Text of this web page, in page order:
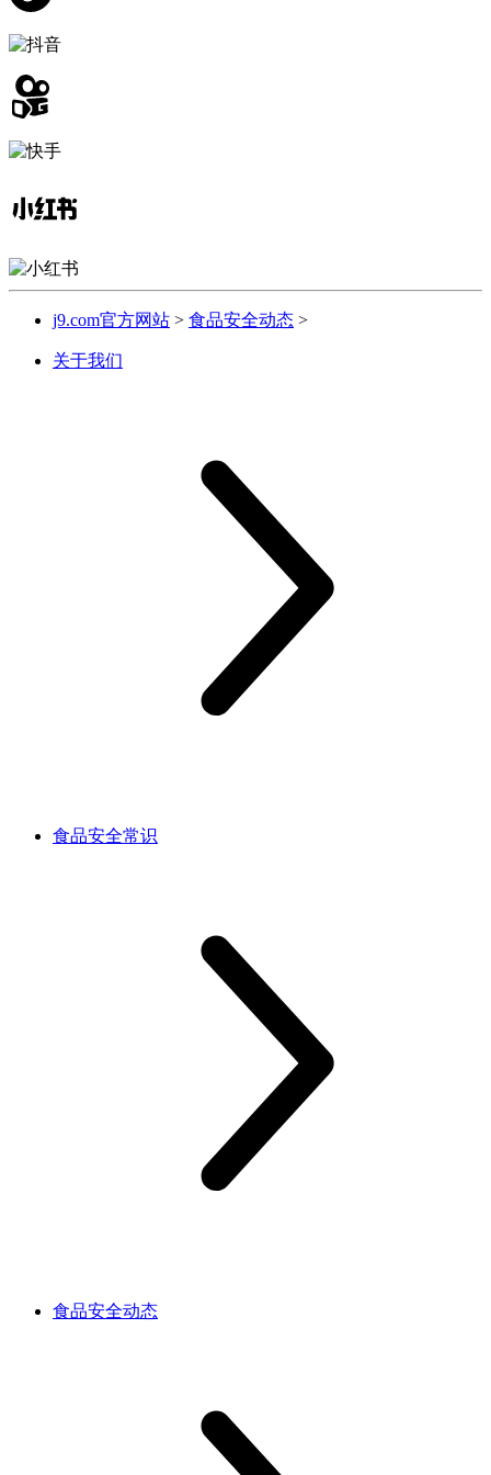
j9.com官方网站 > 食品安全动态 >
关于我们
食品安全常识
食品安全动态